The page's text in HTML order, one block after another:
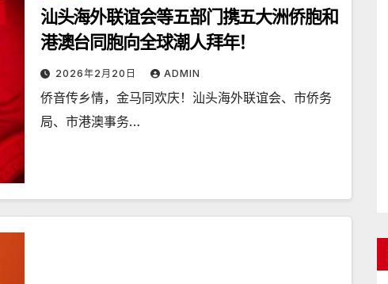
汕头海外联谊会等五部门携五大洲侨胞和
港澳台同胞向全球潮人拜年！
2026年2月20日 ADMIN
侨音传乡情，金马同欢庆！汕头海外联谊会、市侨务
局、市港澳事务…